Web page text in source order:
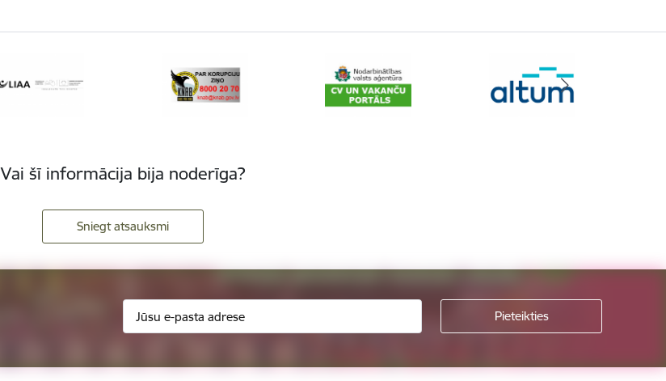
Vai šī informācija bija noderīga?
Sniegt atsauksmi